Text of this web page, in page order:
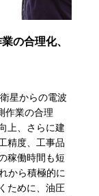
の合理化、
星からの電波
作業の合理
上、さらに建
精度、工事品
稼働時間も短
から積極的に
ために、油圧